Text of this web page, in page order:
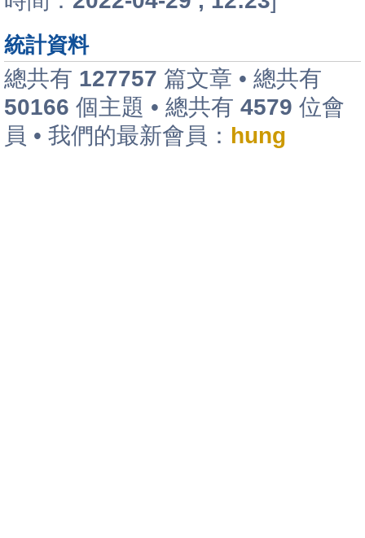
統計資料
總共有 127757 篇文章 • 總共有
50166 個主題 • 總共有 4579 位會
員 • 我們的最新會員： hung